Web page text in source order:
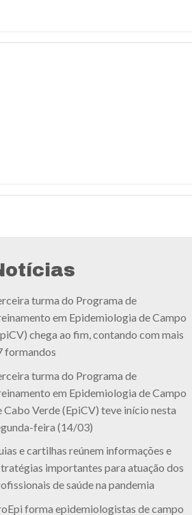
turma do Programa de
em Epidemiologia de Campo
chega ao fim, contando com mais
formandos
turma do Programa de
em Epidemiologia de Campo
Cabo Verde (EpiCV) teve início nesta
feira (14/03)
e cartilhas reúnem informações e
importantes para atuação dos
de saúde na pandemia
forma epidemiologistas de campo